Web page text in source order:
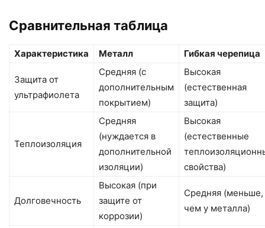
Сравнительная таблица
Характеристика Металл Гибкая черепица
Защита от
ультрафиолета
Средняя (с
дополнительным
покрытием)
Высокая
(естественная
защита)
Теплоизоляция
Средняя
(нуждается в
дополнительной
изоляции)
Высокая
(естественные
свойства)
Долговечность
Высокая (при
защите от
коррозии)
Средняя (меньше,
чем у металла)